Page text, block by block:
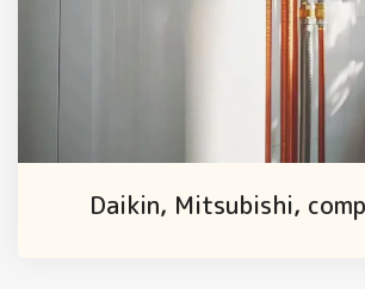
Daikin, Mitsubishi,